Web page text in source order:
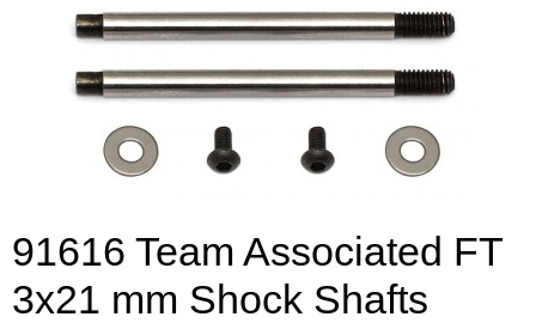
91616 Team Associated FT
3x21 mm Shock Shafts